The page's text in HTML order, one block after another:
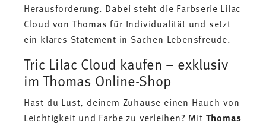
Herausforderung. Dabei steht die Farbserie Lilac
Cloud von Thomas für Individualität und setzt
ein klares Statement in Sachen Lebensfreude.
Tric Lilac Cloud kaufen – exklusiv
im Thomas Online-Shop
Hast du Lust, deinem Zuhause einen Hauch von
Leichtigkeit und Farbe zu verleihen? Mit Thomas